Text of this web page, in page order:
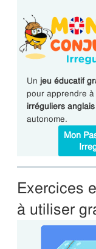
Un jeu éducatif
pour apprendre
irréguliers anglais
autonome.
Mon
Exercices
à utiliser